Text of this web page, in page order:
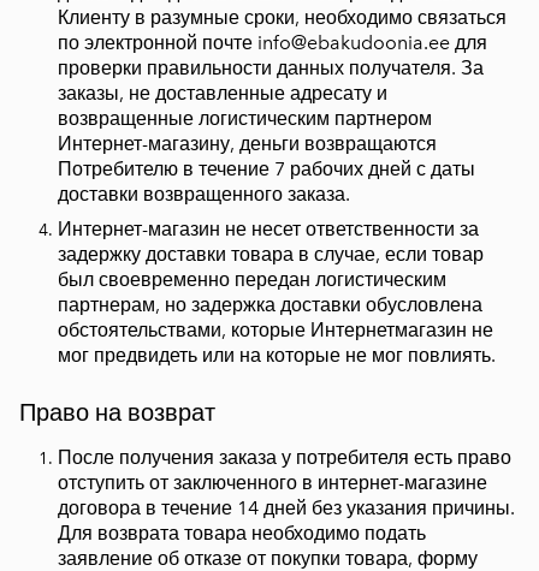
Клиенту в разумные сроки, необходимо связаться
по электронной почте info@ebakudoonia.ee для
проверки правильности данных получателя. За
заказы, не доставленные адресату и
возвращенные логистическим партнером
Интернет-магазину, деньги возвращаются
Потребителю в течение 7 рабочих дней с даты
доставки возвращенного заказа.
Интернет-магазин не несет ответственности за
задержку доставки товара в случае, если товар
был своевременно передан логистическим
партнерам, но задержка доставки обусловлена
обстоятельствами, которые Интернетмагазин не
мог предвидеть или на которые не мог повлиять.
Право на возврат
После получения заказа у потребителя есть право
отступить от заключенного в интернет-магазине
договора в течение 14 дней без указания причины.
Для возврата товара необходимо подать
заявление об отказе от покупки товара, форму